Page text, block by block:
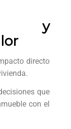
y
directo
que
con el